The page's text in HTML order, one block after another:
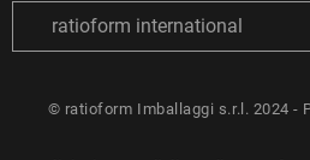
ratioform international
© ratioform Imballaggi s.r.l. 2024 -